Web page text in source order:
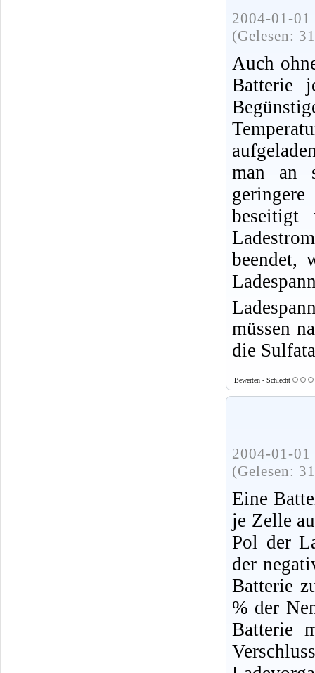
2004-01-
(Gelesen:
Auch
Batterie
man an
beendet,
müssen
die
Bewerten - Schlecht
2004-01-
(Gelesen:
Eine
je Zelle
Pol der
der
Batterie
% der
Batterie